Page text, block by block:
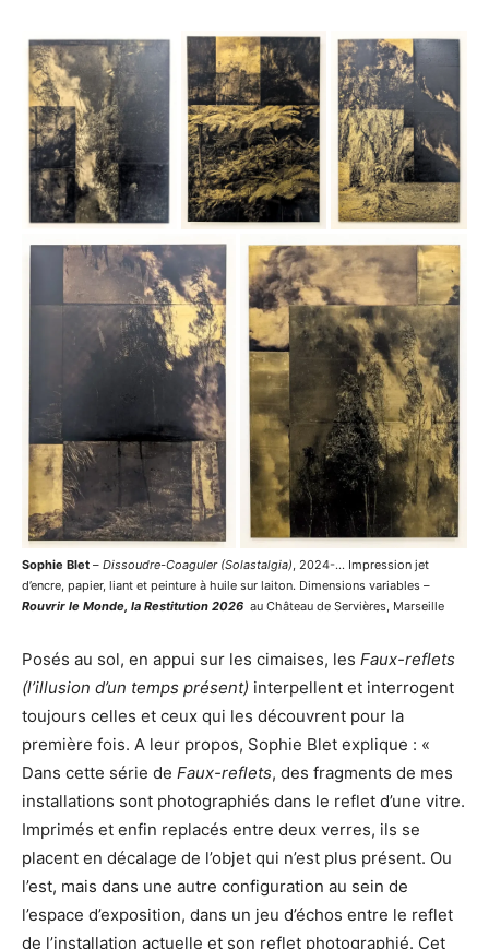
Sophie Blet – Dissoudre-Coaguler (Solastalgia), 2024-… Impression jet
d’encre, papier, liant et peinture à huile sur laiton. Dimensions variables –
Rouvrir le Monde, la Restitution 2026 au Château de Servières, Marseille
Posés au sol, en appui sur les cimaises, les Faux-reflets
(l’illusion d’un temps présent) interpellent et interrogent
toujours celles et ceux qui les découvrent pour la
première fois. A leur propos, Sophie Blet explique : «
Dans cette série de Faux-reflets, des fragments de mes
installations sont photographiés dans le reflet d’une vitre.
Imprimés et enfin replacés entre deux verres, ils se
placent en décalage de l’objet qui n’est plus présent. Ou
l’est, mais dans une autre configuration au sein de
l’espace d’exposition, dans un jeu d’échos entre le reflet
de l’installation actuelle et son reflet photographié. Cet